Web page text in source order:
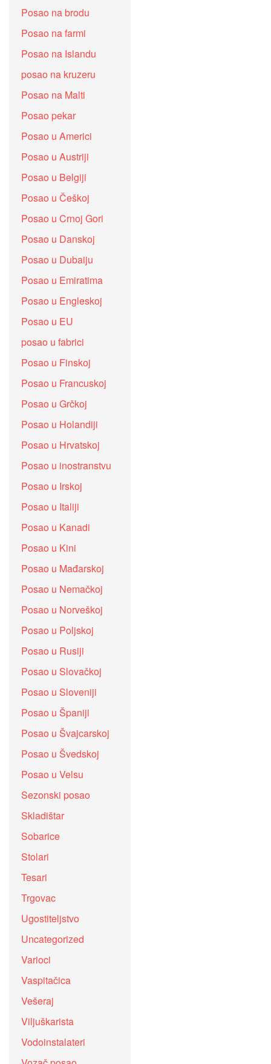
Posao na brodu
Posao na farmi
Posao na Islandu
posao na kruzeru
Posao na Malti
Posao pekar
Posao u Americi
Posao u Austriji
Posao u Belgiji
Posao u Češkoj
Posao u Crnoj Gori
Posao u Danskoj
Posao u Dubaiju
Posao u Emiratima
Posao u Engleskoj
Posao u EU
posao u fabrici
Posao u Finskoj
Posao u Francuskoj
Posao u Grčkoj
Posao u Holandiji
Posao u Hrvatskoj
Posao u inostranstvu
Posao u Irskoj
Posao u Italiji
Posao u Kanadi
Posao u Kini
Posao u Mađarskoj
Posao u Nemačkoj
Posao u Norveškoj
Posao u Poljskoj
Posao u Rusiji
Posao u Slovačkoj
Posao u Sloveniji
Posao u Španiji
Posao u Švajcarskoj
Posao u Švedskoj
Posao u Velsu
Sezonski posao
Skladištar
Sobarice
Stolari
Tesari
Trgovac
Ugostiteljstvo
Uncategorized
Varioci
Vaspitačica
Vešeraj
Viljuškarista
Vodoinstalateri